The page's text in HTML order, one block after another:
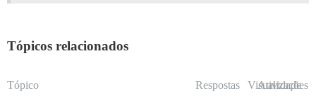
Tópicos relacionados
Tópico Respostas Visualizações
Atividade